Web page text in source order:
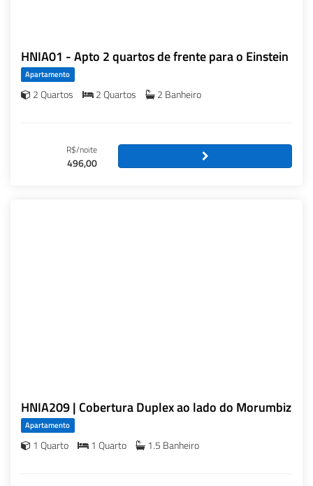
HNIA01 - Apto 2 quartos de frente para o Einstein
Apartamento
2 Quartos 2 Quartos 2 Banheiro
R$/noite
496,00
HNIA209 | Cobertura Duplex ao lado do Morumbiz
Apartamento
1 Quarto 1 Quarto 1.5 Banheiro